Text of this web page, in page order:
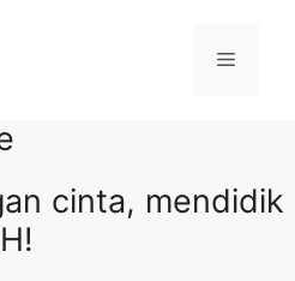
Menu
cinta, mendidik